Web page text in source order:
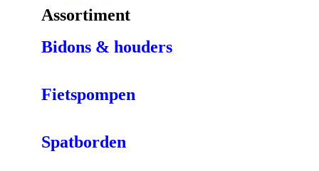
Assortiment
Bidons & houders
Fietspompen
Spatborden